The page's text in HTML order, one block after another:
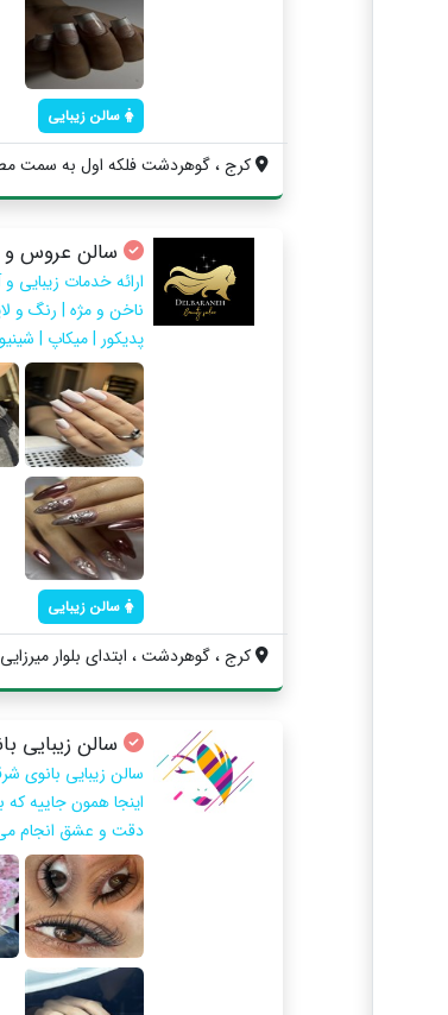
سالن زیبایی
کرج ، گوهردشت فلکه اول به سمت
سالن عروس و
ارائه خدمات زیبایی
ناخن و مژه | رنگ و
پدیکور | میکاپ |
سالن زیبایی
کرج ، گوهردشت ، ابتدای بلوار
سالن زیبایی
سالن زیبایی بانوی
اینجا همون جاییه
دقت و عشق انجام